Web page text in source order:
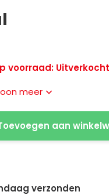
voorraad: Uitverkocht
meer
aan
verzonden